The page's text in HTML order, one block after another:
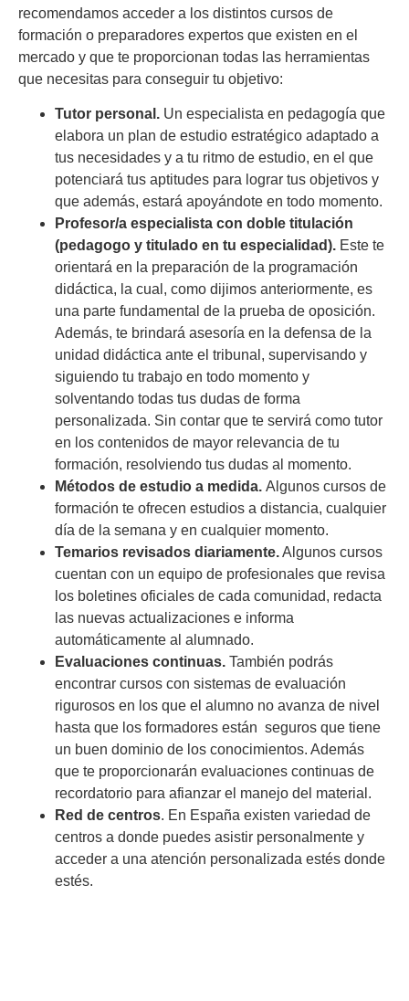
recomendamos acceder a los distintos cursos de
formación o preparadores expertos que existen en el
mercado y que te proporcionan todas las herramientas
que necesitas para conseguir tu objetivo:
Tutor personal. Un especialista en pedagogía que
elabora un plan de estudio estratégico adaptado a
tus necesidades y a tu ritmo de estudio, en el que
potenciará tus aptitudes para lograr tus objetivos y
que además, estará apoyándote en todo momento.
Profesor/a especialista con doble titulación
(pedagogo y titulado en tu especialidad). Este te
orientará en la preparación de la programación
didáctica, la cual, como dijimos anteriormente, es
una parte fundamental de la prueba de oposición.
Además, te brindará asesoría en la defensa de la
unidad didáctica ante el tribunal, supervisando y
siguiendo tu trabajo en todo momento y
solventando todas tus dudas de forma
personalizada. Sin contar que te servirá como tutor
en los contenidos de mayor relevancia de tu
formación, resolviendo tus dudas al momento.
Métodos de estudio a medida. Algunos cursos de
formación te ofrecen estudios a distancia, cualquier
día de la semana y en cualquier momento.
Temarios revisados diariamente.Algunos cursos
cuentan con un equipo de profesionales que revisa
los boletines oficiales de cada comunidad, redacta
las nuevas actualizaciones e informa
automáticamente al alumnado.
Evaluaciones continuas. También podrás
encontrar cursos con sistemas de evaluación
rigurosos en los que el alumno no avanza de nivel
hasta que los formadores están seguros que tiene
un buen dominio de los conocimientos. Además
que te proporcionarán evaluaciones continuas de
recordatorio para afianzar el manejo del material.
Red de centros. En España existen variedad de
centros a donde puedes asistir personalmente y
acceder a una atención personalizada estés donde
estés.